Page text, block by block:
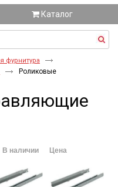
Каталог
фурнитура
Роликовые
В наличии Цена